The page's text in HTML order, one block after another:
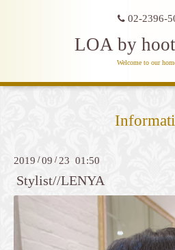
02-2396-
LOA by
Welcome to our
2019 /09 / 23 01:50
Stylist//LENYA